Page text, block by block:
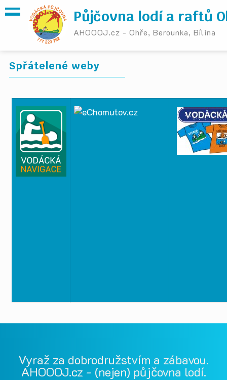
Půjčovna lodí a raftů
AHOOOJ.cz - Ohře, Berounka, Bílina
Spřátelené weby
Vyraž za dobrodružstvím a zábavou.
AHOOOJ.cz - (nejen) půjčovna lodí.